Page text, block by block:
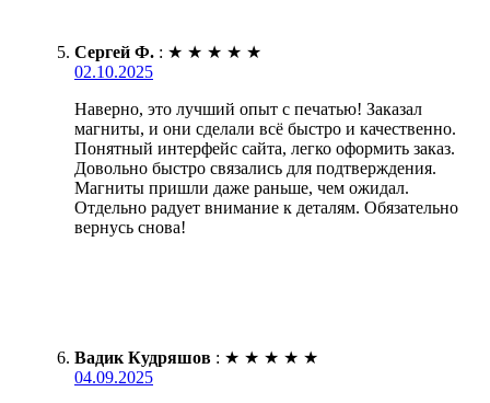
Сергей Ф. : ★ ★ ★ ★ ★
02.10.2025
Наверно, это лучший опыт с печатью! Заказал
магниты, и они сделали всё быстро и качественно.
Понятный интерфейс сайта, легко оформить заказ.
Довольно быстро связались для подтверждения.
Магниты пришли даже раньше, чем ожидал.
Отдельно радует внимание к деталям. Обязательно
вернусь снова!
Вадик Кудряшов : ★ ★ ★ ★ ★
04.09.2025